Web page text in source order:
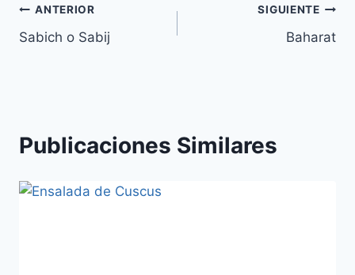
Navegación
de
ANTERIOR
Sabich o Sabij
SIGUIENTE
Baharat
Publicaciones Similares